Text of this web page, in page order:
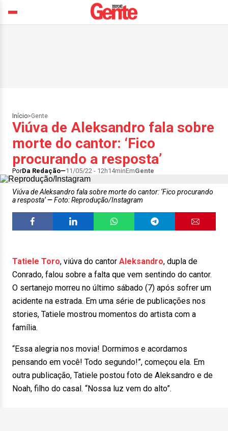
Início>Gente
Viúva de Aleksandro fala sobre
morte do cantor: ‘Fico
procurando a resposta’
PorDa Redação 11/05/22 - 12h14minEmGente
Viúva de Aleksandro fala sobre morte do cantor: ‘Fico procurando
a resposta’
Foto: Reprodução/Instagram
Tatiele Toro, viúva do cantor Aleksandro, dupla de
Conrado, falou sobre a falta que vem sentindo do cantor.
O sertanejo morreu no último sábado (7) após sofrer um
acidente na estrada. Em uma série de publicações nos
stories, Tatiele mostrou momentos do artista com a
família.
“Essa alegria nos movia! Dormimos e acordamos
pensando em você! Todo segundo!”, começou ela. Em
outra publicação, Tatiele postou foto de Aleksandro e de
Noah, filho do casal. “Nossa luz vem do alto”.